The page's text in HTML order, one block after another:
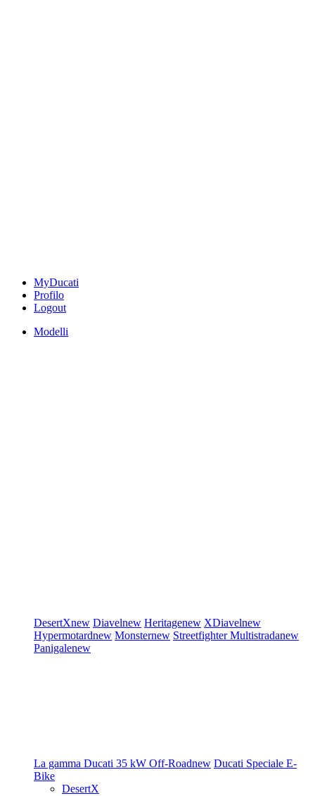
MyDucati
Profilo
Logout
Modelli
DesertXnew Diavelnew Heritagenew XDiavelnew
Hypermotardnew Monsternew StreetfighterMultistradanew
Panigalenew
La gamma Ducati 35 kW Off-Roadnew Ducati Speciale E-
Bike
DesertX